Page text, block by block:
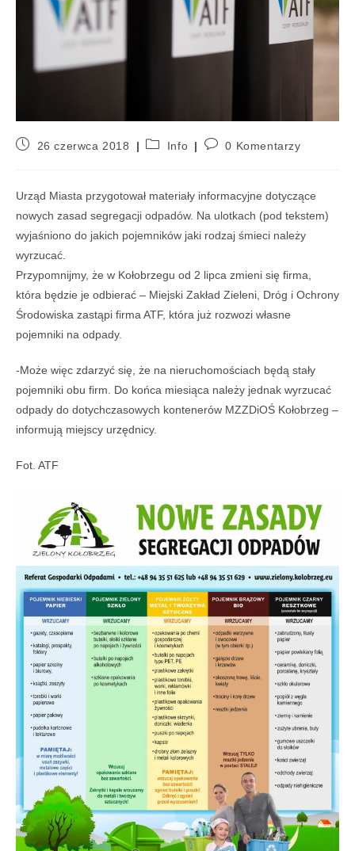
26 czerwca 2018 Info 0 Komentarzy
Urząd Miasta przygotował materiały informacyjne dotyczące
nowych zasad segregacji odpadów. Na ulotkach (pod tekstem)
wyjaśniono do jakich pojemników jaki rodzaj śmieci należy
wyrzucać.
Przypomnijmy, że w Kołobrzegu od 2 lipca zmieni się firma,
która będzie je odbierać – Miejski Zakład Zieleni, Dróg i Ochrony
Środowiska zastąpi firma ATF, która już rozwozi własne
pojemniki na odpady.
-Może więc zdarzyć się, że na nieruchomościach będą stały
pojemniki obu firm. Do końca miesiąca należy jednak wyrzucać
odpady do dotychczasowych kontenerów MZZDiOŚ Kołobrzeg –
informują miejscy urzędnicy.
Fot. ATF